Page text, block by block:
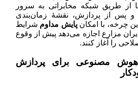
از طریق شبکه مخابراتی به سرور
پس از پردازش، نقشۀ زمان‌بندی
چرخه، با امکانپایش مداوم شرایط
مزارع اجازه می‌دهد پیش از وقوع
را آغاز کنند.
هوش مصنوعی برای پردازش